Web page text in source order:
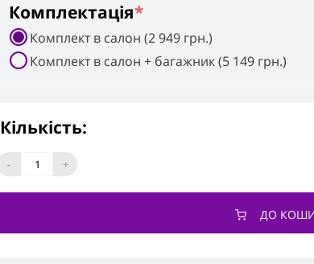
Комплектація*
Комплект в салон (2 949 грн.)
Комплект в салон + багажник (5 149 грн.)
Кількість:
- +
ДО